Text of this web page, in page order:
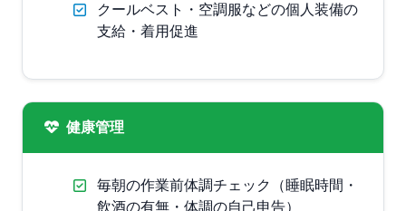
クールベスト・空調服などの個人装備の
支給・着用促進
健康管理
毎朝の作業前体調チェック（睡眠時間・
飲酒の有無・体調の自己申告）